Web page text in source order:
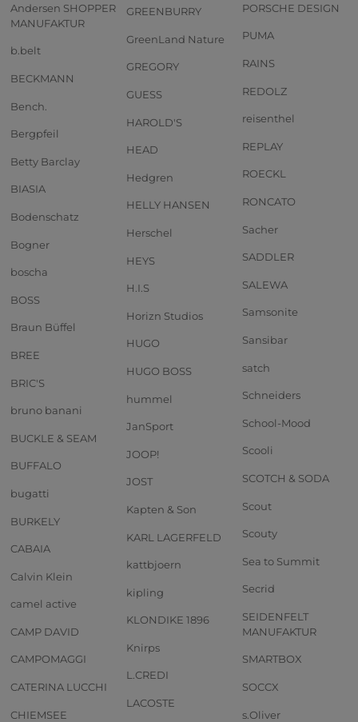
Andersen SHOPPER
MANUFAKTUR
b.belt
BECKMANN
Bench.
Bergpfeil
Betty Barclay
BIASIA
Bodenschatz
Bogner
boscha
BOSS
Braun Büffel
BREE
BRIC'S
bruno banani
BUCKLE & SEAM
BUFFALO
bugatti
BURKELY
CABAIA
Calvin Klein
camel active
CAMP DAVID
CAMPOMAGGI
CATERINA LUCCHI
CHIEMSEE
GREENBURRY
GreenLand Nature
GREGORY
GUESS
HAROLD'S
HEAD
Hedgren
HELLY HANSEN
Herschel
HEYS
H.I.S
Horizn Studios
HUGO
HUGO BOSS
hummel
JanSport
JOOP!
JOST
Kapten & Son
KARL LAGERFELD
kattbjoern
kipling
KLONDIKE 1896
Knirps
L.CREDI
LACOSTE
PORSCHE DESIGN
PUMA
RAINS
REDOLZ
reisenthel
REPLAY
ROECKL
RONCATO
Sacher
SADDLER
SALEWA
Samsonite
Sansibar
satch
Schneiders
School-Mood
Scooli
SCOTCH & SODA
Scout
Scouty
Sea to Summit
Secrid
SEIDENFELT
MANUFAKTUR
SMARTBOX
SOCCX
s.Oliver